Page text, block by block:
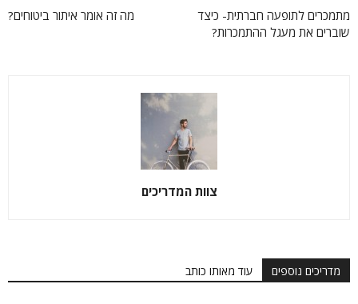
מתמכרים לתופעה חברתית- כיצד
שוברים את מעגל ההתמכרות?
מה זה אומר איתור ביטוחים?
צוות המדריכים
מדריכים נוספים עוד מאותו כותב